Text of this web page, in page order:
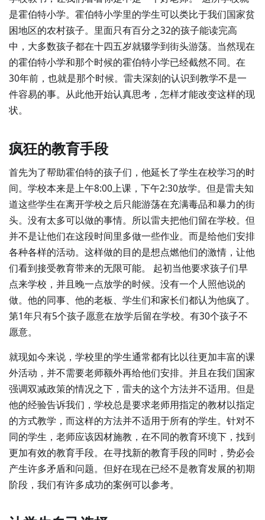
是霍伯特小学。霍伯特小学里的学生可以类比于我们国家贫
困地区的农村孩子。里面只有百分之32的孩子能读完高
中，大多数孩子都在十四五岁就辍学到街头游荡。当然现在
的霍伯特小学和那个时候的霍伯特小学已经截然不同。在
30年前，也就是那个时候。雷夫深刻的认识到教学不是一
件容易的事。从此他开始认真思考，怎样才能改变这样的现
状。
疯狂的教育手段
首先为了帮助霍伯特的孩子们，他延长了学生在校学习的时
间。学校本来是上午8:00上课，下午2:30放学。但是雷夫知
道这些学生在离开学校之后只能游荡在充满毒品和暴力的街
头。没有太多可以做的事情。所以雷夫把他们留在学校。但
并不是让他们在这段时间里多做一些作业。而是给他们安排
各种各样的活动。这样做的目的是想点燃他们的激情，让他
们看到接受教育带来的无限可能。 起初当他要求孩子们早
点来学校，并且晚一点放学的时候。没有一个人照他说的
做。他的同事、他的老板、学生们和家长们都认为他疯了。
第1年只有5个孩子愿意在放学后留在学校。有30个孩子不
愿意。
就现如今来说，学校里的学生通常都有比以往更加丰富的课
外活动，并不需要老师额外再给他们安排。并且在我们国家
强调双减政策的情况之下，雷夫的这个方法并不适用。但是
他的经验告诉我们，学校总是要求老师用指定的教材以指定
的方式教学，而这样的方法并不适用于所有的学生。针对不
同的学生，老师应该因材施教，在不同的教育环境下，找到
更加有效的教育手段。在寻找新的教育手段的同时，势必会
产生许多矛盾和问题。但好在现在已经不是教育发展的初期
阶段，我们有许多成功的案例可以参考。